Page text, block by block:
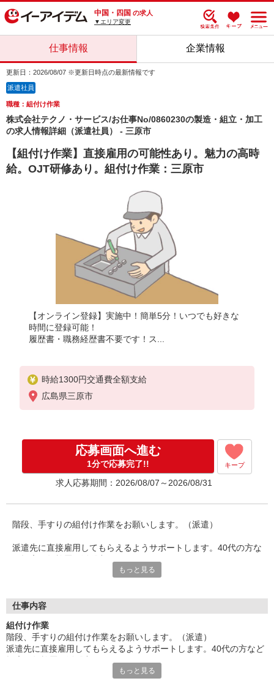
中国・四国 の求人
▼エリア変更
仕事情報 企業情報
更新日：2026/08/07 ※更新日時点の最新情報です
派遣社員
職種：組付け作業
株式会社テクノ・サービス/お仕事No/0860230の製造・組立・加工
の求人情報詳細（派遣社員） - 三原市
【組付け作業】直接雇用の可能性あり。魅力の高時
給。OJT研修あり。組付け作業：三原市
【オンライン登録】実施中！簡単5分！いつでも好きな
時間に登録可能！
履歴書・職務経歴書不要です！ス...
時給1300円交通費全額支給
広島県三原市
応募画面へ進む
1分で応募完了!! キープ
求人応募期間：2026/08/07～2026/08/31
階段、手すりの組付け作業をお願いします。（派遣）
派遣先に直接雇用してもらえるようサポートします。40代の方な
玉掛・クレーンの資格があれば尚良し、入職後に取得もOK。残
（当社規定あり）
『テクノ・サービス』は、派遣業界大手スタッフサービスグルー
プです。
全国にあるお仕事の中から、一人ひとりのスキルや希望条件に応
じたお仕事をご案内します。
安全管理体制も万全ですので安心してご就業いただけます。
もっと見る
仕事内容
組付け作業
階段、手すりの組付け作業をお願いします。（派遣）
派遣先に直接雇用してもらえるようサポートします。40代の方など
玉掛・クレーンの資格があれば尚良し、入職後に取得もOK。残業が
もっと見る